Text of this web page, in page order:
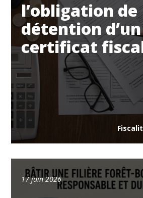
l’obligation de
détention d’un
certificat
17 juin 2026